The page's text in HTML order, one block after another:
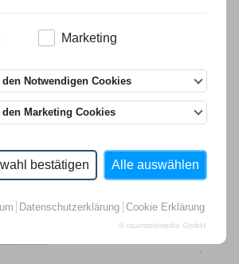
Marketing
Notwendigen Cookies
Marketing Cookies
bestätigen Alle auswählen
Datenschutzerklärung Cookie Erklärung
© raumzeitmedia GmbH